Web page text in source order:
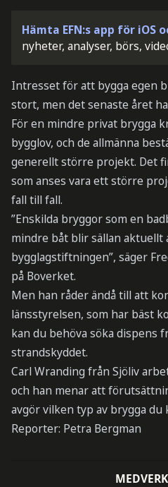
Hämta EFN:s app för iOS
nyheter, analyser, börs,
Intresset för att bygga egen
stort, men det senaste året
För en mindre privat brygga
bygglov, och de allmänna
generellt större projekt. Det
som anses vara ett större
fall till fall.
”Enskilda bryggor som en
mindre båt blir sällan aktuellt
bygglagstiftningen”, säger
på Boverket.
Men han råder ändå till att
länsstyrelsen, som har bäst
kan du behöva söka dispens
strandskyddet.
Carl Wranding från Sjöliv
och han menar att
avgör vilken typ av brygga du
Reporter: Petra Bergman